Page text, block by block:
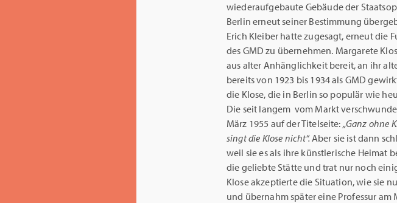
wiederaufgebaute Gebäude der
Berlin erneut seiner Bestimmung
Erich Kleiber hatte zugesagt, erneut die
des GMD zu übernehmen. Margarete
aus alter Anhänglichkeit bereit, an ihr
bereits von 1923 bis 1934 als GMD
die Klose, die in Berlin so populär wie
Die seit langem vom Markt
März 1955 auf der Titelseite: „Ganz ohne
singt die Klose nicht“.Aber sie ist dann
weil sie es als ihre künstlerische Heimat
die geliebte Stätte und trat nur noch
Klose akzeptierte die Situation, wie sie
und übernahm später eine Professur